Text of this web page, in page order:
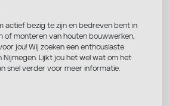
actief bezig te zijn en bedreven bent in
of monteren van houten bouwwerken,
jou! Wij zoeken een enthousiaste
Nijmegen. Lijkt jou het wel wat om het
snel verder voor meer informatie.